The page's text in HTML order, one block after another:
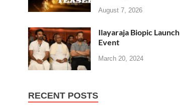
August 7, 2026
Ilayaraja Biopic Launch
Event
March 20, 2024
RECENT POSTS